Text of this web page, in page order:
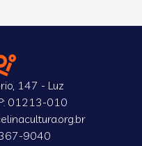
147 - Luz
01213-010
9040